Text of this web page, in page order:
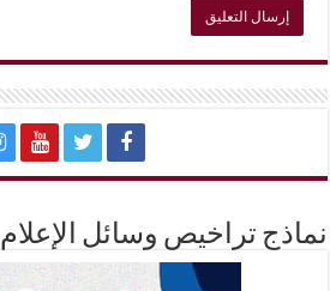
نماذج تراخيص وسائل الإعلام